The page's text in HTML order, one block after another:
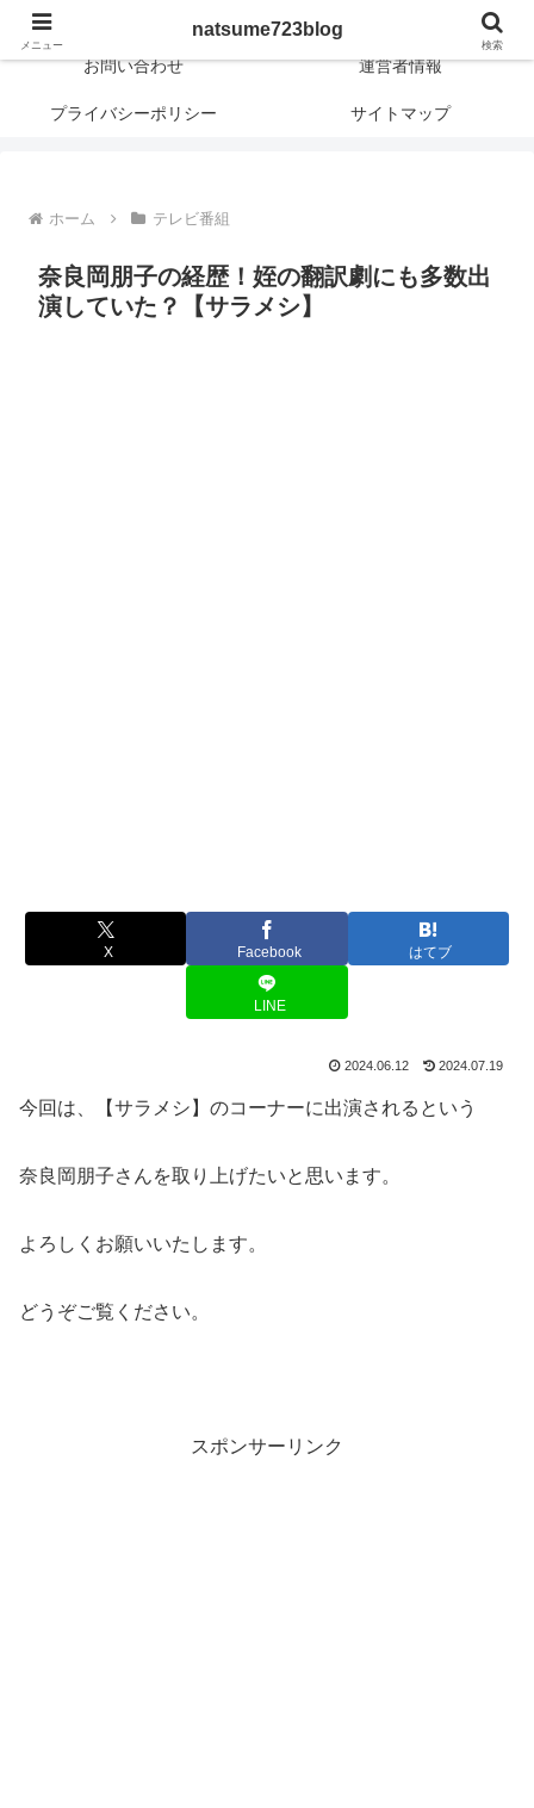
日常に新しさや興味深さや面白さを！
お問い合わせ 運営者情報
プライバシーポリシー サイトマップ
ホーム テレビ番組
奈良岡朋子の経歴！姪の翻訳劇にも多数出
演していた？【サラメシ】
X Facebook はてブ
LINE
2024.06.12 2024.07.19
今回は、【サラメシ】のコーナーに出演されるという
奈良岡朋子さんを取り上げたいと思います。
よろしくお願いいたします。
どうぞご覧ください。
スポンサーリンク
メニュー
natsume723blog
検索